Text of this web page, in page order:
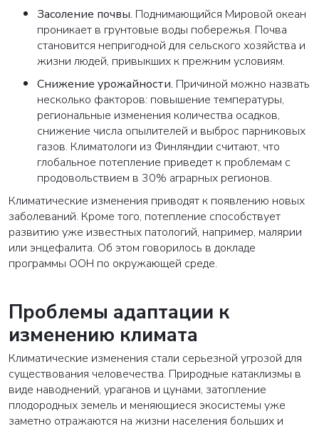
Засоление почвы. Поднимающийся Мировой океан
проникает в грунтовые воды побережья. Почва
становится непригодной для сельского хозяйства и
жизни людей, привыкших к прежним условиям.
Снижение урожайности. Причиной можно назвать
несколько факторов: повышение температуры,
региональные изменения количества осадков,
снижение числа опылителей и выброс парниковых
газов. Климатологи из Финляндии считают, что
глобальное потепление приведет к проблемам с
продовольствием в 30% аграрных регионов.
Климатические изменения приводят к появлению новых
заболеваний. Кроме того, потепление способствует
развитию уже известных патологий, например, малярии
или энцефалита. Об этом говорилось в докладе
программы ООН по окружающей среде.
Проблемы адаптации к
изменению климата
Климатические изменения стали серьезной угрозой для
существования человечества. Природные катаклизмы в
виде наводнений, ураганов и цунами, затопление
плодородных земель и меняющиеся экосистемы уже
заметно отражаются на жизни населения больших и